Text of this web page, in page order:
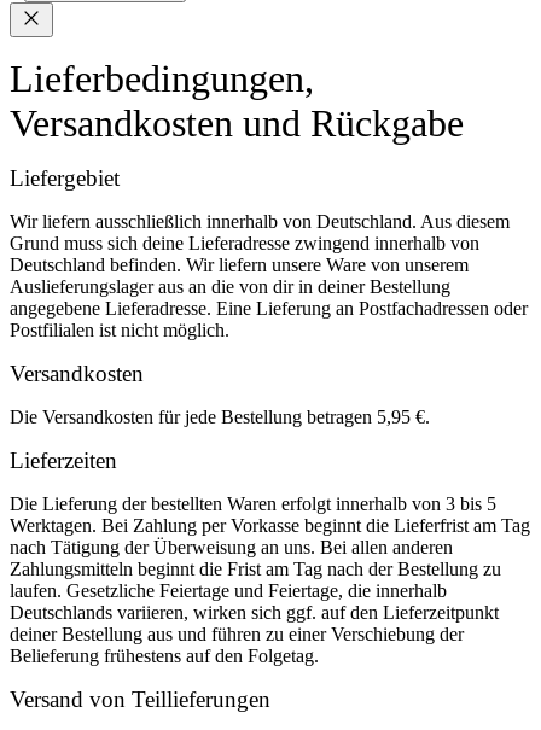
Lieferbedingungen,
Versandkosten und Rückgabe
Liefergebiet
Wir liefern ausschließlich innerhalb von Deutschland. Aus diesem
Grund muss sich deine Lieferadresse zwingend innerhalb von
Deutschland befinden. Wir liefern unsere Ware von unserem
Auslieferungslager aus an die von dir in deiner Bestellung
angegebene Lieferadresse. Eine Lieferung an Postfachadressen oder
Postfilialen ist nicht möglich.
Versandkosten
Die Versandkosten für jede Bestellung betragen 5,95 €.
Lieferzeiten
Die Lieferung der bestellten Waren erfolgt innerhalb von 3 bis 5
Werktagen. Bei Zahlung per Vorkasse beginnt die Lieferfrist am Tag
nach Tätigung der Überweisung an uns. Bei allen anderen
Zahlungsmitteln beginnt die Frist am Tag nach der Bestellung zu
laufen. Gesetzliche Feiertage und Feiertage, die innerhalb
Deutschlands variieren, wirken sich ggf. auf den Lieferzeitpunkt
deiner Bestellung aus und führen zu einer Verschiebung der
Belieferung frühestens auf den Folgetag.
Versand von Teillieferungen